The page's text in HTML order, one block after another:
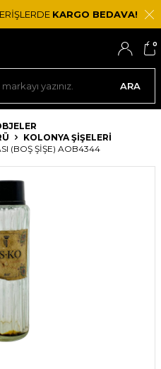
KARGO BEDAVA!
ARA
0
KOLONYA ŞIŞELERI
(BOŞ ŞIŞE) AOB4344